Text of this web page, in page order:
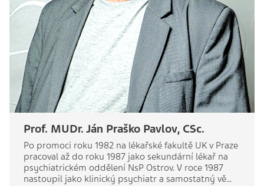
Prof. MUDr. Ján Praško Pavlov, CSc.
Po promoci roku 1982 na lékařské fakultě UK v Praze
pracoval až do roku 1987 jako sekundární lékař na
psychiatrickém oddělení NsP Ostrov. V roce 1987
nastoupil jako klinický psychiatr a samostatný vě...